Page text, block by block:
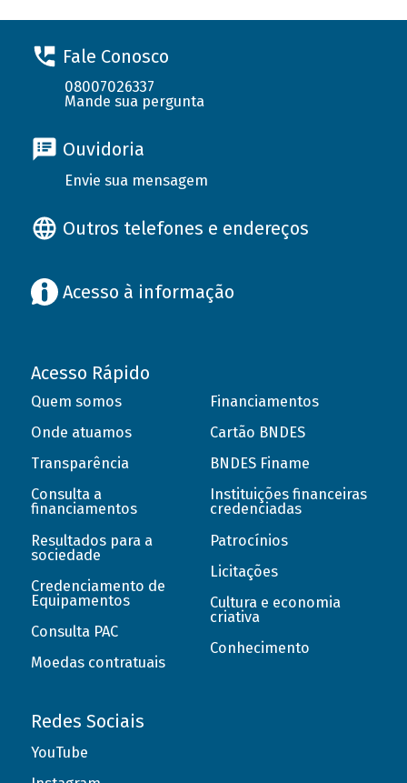
Fale Conosco
08007026337
Mande sua pergunta
Ouvidoria
Envie sua mensagem
Outros telefones e endereços
Acesso à informação
Acesso Rápido
Quem somos
Onde atuamos
Transparência
Consulta a
financiamentos
Resultados para a
sociedade
Credenciamento de
Equipamentos
Consulta PAC
Moedas contratuais
Financiamentos
Cartão BNDES
BNDES Finame
Instituições financeiras
credenciadas
Patrocínios
Licitações
Cultura e economia
criativa
Conhecimento
Redes Sociais
YouTube